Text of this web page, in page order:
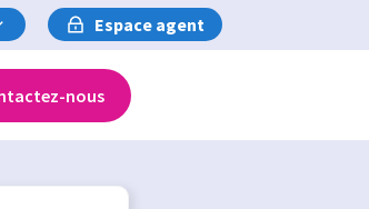
Espace agent
nous